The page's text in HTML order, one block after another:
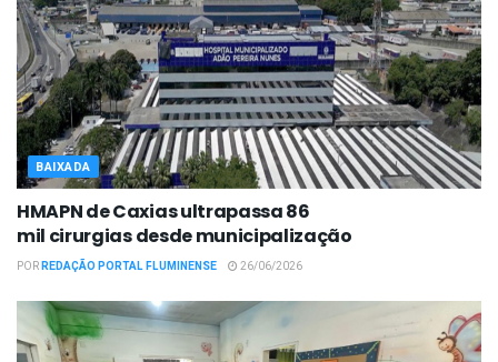
BAIXADA
HMAPN de Caxias ultrapassa 86
mil cirurgias desde municipalização
PORREDAÇÃO PORTAL FLUMINENSE 26/06/2026